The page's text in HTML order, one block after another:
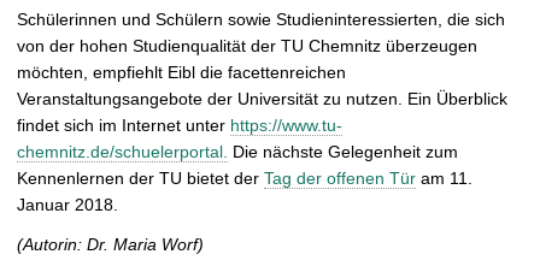
Schülerinnen und Schülern sowie Studieninteressierten, die sich
von der hohen Studienqualität der TU Chemnitz überzeugen
möchten, empfiehlt Eibl die facettenreichen
Veranstaltungsangebote der Universität zu nutzen. Ein Überblick
findet sich im Internet unter https://www.tu-
chemnitz.de/schuelerportal. Die nächste Gelegenheit zum
Kennenlernen der TU bietet der Tag der offenen Tür am 11.
Januar 2018.
(Autorin: Dr. Maria Worf)